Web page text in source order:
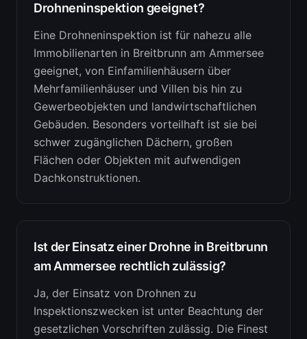
Drohneninspektion geeignet?
Eine Drohneninspektion ist für nahezu alle
Immobilienarten in Breitbrunn am Ammersee
geeignet, von Einfamilienhäusern über
Mehrfamilienhäuser und Villen bis hin zu
Gewerbeobjekten und landwirtschaftlichen
Gebäuden. Besonders vorteilhaft ist sie bei
schwer zugänglichen Dächern, großen
Flächen oder Objekten mit aufwendigen
Dachkonstruktionen.
Ist der Einsatz einer Drohne in Breitbrunn
am Ammersee rechtlich zulässig?
Ja, der Einsatz von Drohnen zu
Inspektionszwecken ist unter Beachtung der
gesetzlichen Vorschriften zulässig. Die Finest